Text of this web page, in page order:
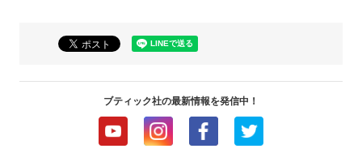
ブティック社の最新情報を発信中！